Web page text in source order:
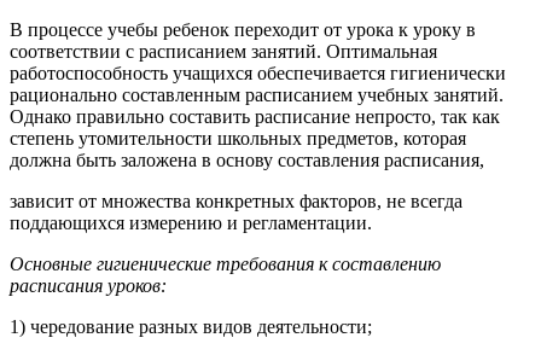
В процессе учебы ребенок переходит от урока к уроку в
соответствии с расписанием занятий. Оптимальная
работоспособность учащихся обеспечивается гигиенически
рационально составленным расписанием учебных занятий.
Однако правильно составить расписание непросто, так как
степень утомительности школьных предметов, которая
должна быть заложена в основу составления расписания,
зависит от множества конкретных факторов, не всегда
поддающихся измерению и регламентации.
Основные гигиенические требования к составлению
расписания уроков:
1) чередование разных видов деятельности;